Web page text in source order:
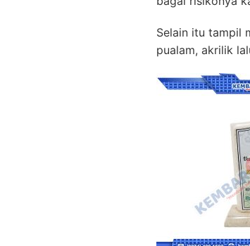
Selain itu tampil
pualam, akrilik